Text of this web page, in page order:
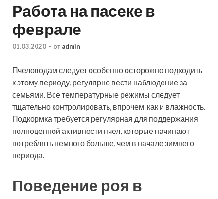
Работа на пасеке в
феврале
01.03.2020 - от admin
Пчеловодам следует особенно осторожно подходить
к этому периоду, регулярно вести наблюдение за
семьями. Все температурные режимы следует
тщательно контролировать, впрочем, как и влажность.
Подкормка требуется регулярная для поддержания
полноценной активности пчел, которые начинают
потреблять немного больше, чем в начале зимнего
периода.
Поведение роя в